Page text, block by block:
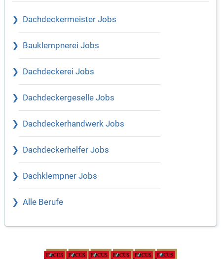
Dachdeckermeister Jobs
Bauklempnerei Jobs
Dachdeckerei Jobs
Dachdeckergeselle Jobs
Dachdeckerhandwerk Jobs
Dachdeckerhelfer Jobs
Dachklempner Jobs
Alle Berufe